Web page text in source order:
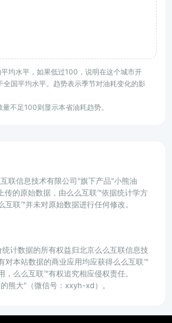
均水平，如果低过100，说明在这个城市开
全国平均水平。趋势表示季节对油耗变化的影
不足100则显示本省油耗趋势。
联信息技术有限公司"旗下产品"小熊油
传的原始数据，由么么互联™依据统计学方
互联™并未对原始数据进行任何修改。
计数据的所有权益归北京么么互联信息技
对本站数据的商业应用均应获得么么互联™
，么么互联™有权追究相应侵权责任。
熊大"（微信号：xxyh-xd）。